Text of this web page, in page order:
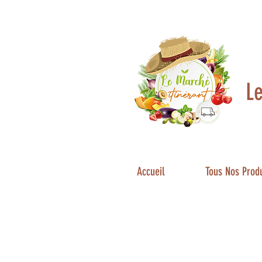
Accueil Tous Nos